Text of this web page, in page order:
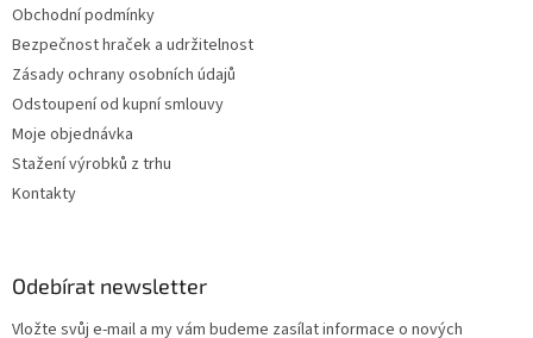
Obchodní podmínky
Bezpečnost hraček a udržitelnost
Zásady ochrany osobních údajů
Odstoupení od kupní smlouvy
Moje objednávka
Stažení výrobků z trhu
Kontakty
Odebírat newsletter
Vložte svůj e-mail a my vám budeme zasílat informace o nových